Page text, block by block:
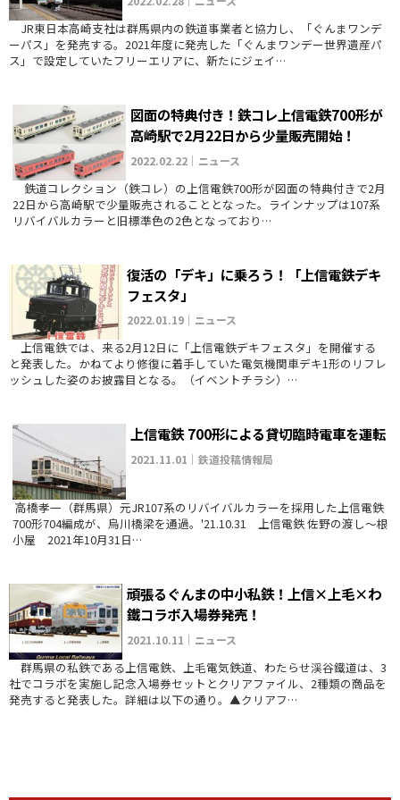
JR東日本高崎支社は群馬県内の鉄道事業者と協力し、「ぐんまワンデ
ーパス」を発売する。2021年度に発売した「ぐんまワンデー世界遺産パ
ス」で設定していたフリーエリアに、新たにジェイ…
図面の特典付き！鉄コレ上信電鉄700形が
高崎駅で2月22日から少量販売開始！
2022.02.22｜ニュース
鉄道コレクション（鉄コレ）の上信電鉄700形が図面の特典付きで2月
22日から高崎駅で少量販売されることとなった。ラインナップは107系
リバイバルカラーと旧標準色の2色となっており…
復活の「デキ」に乗ろう！「上信電鉄デキ
フェスタ」
2022.01.19｜ニュース
上信電鉄では、来る2月12日に「上信電鉄デキフェスタ」を開催する
と発表した。かねてより修復に着手していた電気機関車デキ1形のリフレ
ッシュした姿のお披露目となる。（イベントチラシ）…
上信電鉄 700形による貸切臨時電車を運転
2021.11.01｜鉄道投稿情報局
高橋孝一（群馬県）元JR107系のリバイバルカラーを採用した上信電鉄
700形704編成が、烏川橋梁を通過。'21.10.31 上信電鉄 佐野の渡し～根
小屋 2021年10月31日…
頑張るぐんまの中小私鉄！上信×上毛×わ
鐵コラボ入場券発売！
2021.10.11｜ニュース
群馬県の私鉄である上信電鉄、上毛電気鉄道、わたらせ渓谷鐵道は、3
社でコラボを実施し記念入場券セットとクリアファイル、2種類の商品を
発売すると発表した。詳細は以下の通り。▲クリアフ…